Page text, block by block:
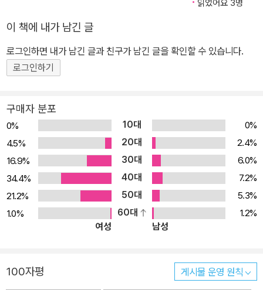
에 관심 있는 예비 및 현직 교원 이 책의 특징 · 혼자 해도 정말 쉽다!
를 만들고 창의적인 수업을 진행할 수 있습니다. 캔바를 처음 시작하
는 왕초보 선생님을 위해 교육용 캔바로 업그레이드하는 방법부터 캔
바를 교과 수업과 연계하는 방법까지 알려줍니다. 캔바 사용 경험이
니다. · 유치원부터 고등학교까지 모든 교육 현장에 활용할 수 있다!
다양한 교육 현장에서 활동 중인 다섯 명의 현직 교사들이 생생한 현
장 경험을 담았습니다. 캔바 템플릿을 활용해 혼자서도 재미 있게 수
업 자료를 만들고, 생성형 AI로 학생들의 그림을 영상으로 재탄생시
킬 수 있습니다. 더 나아가 카드뉴스, 웹사이트, 동영상, 프레젠테이
션, 포스터 등 퀄리티 높은 교육 콘텐츠를 뚝딱 만들어봅니다. 차근 차
근 따라 하다 보면 “프로 선생님”이 되어, 학생들의 눈과 귀를 사로잡
는 수업 자료를 만들 수 있습니다. · 선생님의 꿀팁 & 특별 강의로 수
업 준비 시간은 줄이고, 자료 퀄리티는 높인다! 캔바 기능이 익숙하지
욱 친절하고 꼼꼼합니다. ‘선생님의 꿀팁’에서는 캔바로 수업하고 자
료를 만들면서 겪은 실제 경험이 녹아 있습니다. 캔바를 중심으로, 다
읽었어요 3명
이 책에 내가 남긴 글
로그인하면 내가 남긴 글과 친구가 남긴 글을 확인할 수 있습니다.
로그인하기
구매자 분포
0% 10대
0%
4.5%
20대
2.4%
16.9%
30대
6.0%
34.4%
40대
7.2%
21.2%
50대
5.3%
1.0%
60대
1.2%
여성
남성
100자평 게시물 운영 원칙